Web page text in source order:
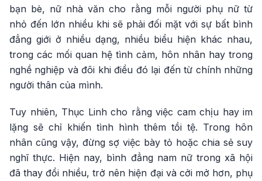
bạn bè, nữ nhà văn cho rằng mỗi người phụ nữ từ
nhỏ đến lớn nhiều khi sẽ phải đối mặt với sự bất bình
đẳng giới ở nhiều dạng, nhiều biểu hiện khác nhau,
trong các mối quan hệ tình cảm, hôn nhân hay trong
nghề nghiệp và đôi khi điều đó lại đến từ chính những
người thân của mình.
Tuy nhiên, Thục Linh cho rằng việc cam chịu hay im
lặng sẽ chỉ khiến tình hình thêm tồi tệ. Trong hôn
nhân cũng vậy, đừng sợ việc bày tỏ hoặc chia sẻ suy
nghĩ thực. Hiện nay, bình đẳng nam nữ trong xã hội
đã thay đổi nhiều, trở nên hiện đại và cởi mở hơn, phụ